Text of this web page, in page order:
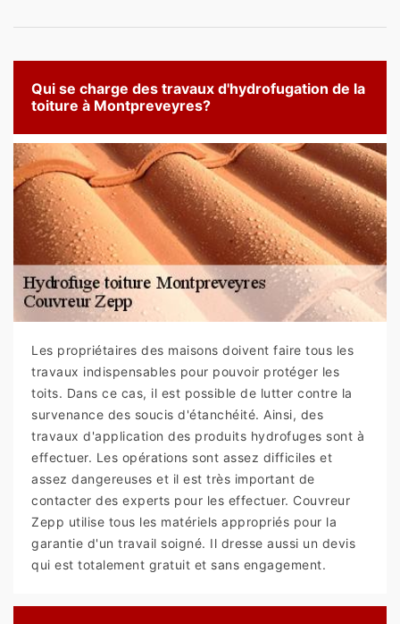
Qui se charge des travaux d'hydrofugation de la
toiture à Montpreveyres?
Les propriétaires des maisons doivent faire tous les
travaux indispensables pour pouvoir protéger les
toits. Dans ce cas, il est possible de lutter contre la
survenance des soucis d'étanchéité. Ainsi, des
travaux d'application des produits hydrofuges sont à
effectuer. Les opérations sont assez difficiles et
assez dangereuses et il est très important de
contacter des experts pour les effectuer. Couvreur
Zepp utilise tous les matériels appropriés pour la
garantie d'un travail soigné. Il dresse aussi un devis
qui est totalement gratuit et sans engagement.